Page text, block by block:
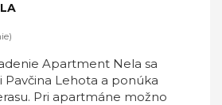
Apartment Nela sa
Pavčina Lehota a ponúka
Pri apartmáne možno